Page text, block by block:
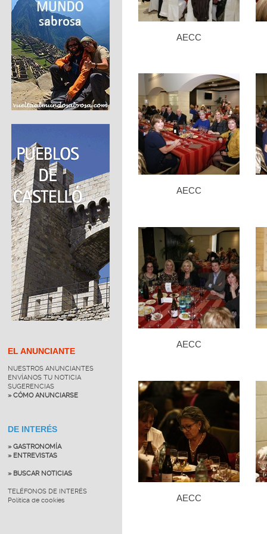
EL ANUNCIANTE
NUESTROS ANUNCIANTES
ENVÍANOS TU NOTICIA
SUGERENCIAS
» CÓMO ANUNCIARSE
DE INTERÉS
» GASTRONOMÍA
» ENTREVISTAS
» BUSCAR NOTICIAS
TELÉFONOS DE INTERÉS
Política de cookies
AECC
AECC
AECC
AECC